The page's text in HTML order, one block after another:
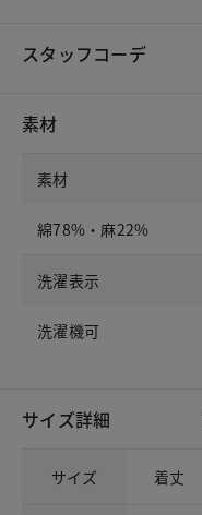
スタッフコーデ
素材
素材
綿78%・麻22%
洗濯表示
洗濯機可
サイズ詳細
サイズ 着丈